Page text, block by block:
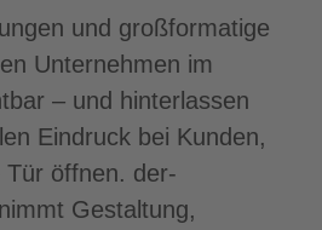
und großformatige
Unternehmen im
– und hinterlassen
Eindruck bei Kunden,
Tür öffnen. der-
Gestaltung,